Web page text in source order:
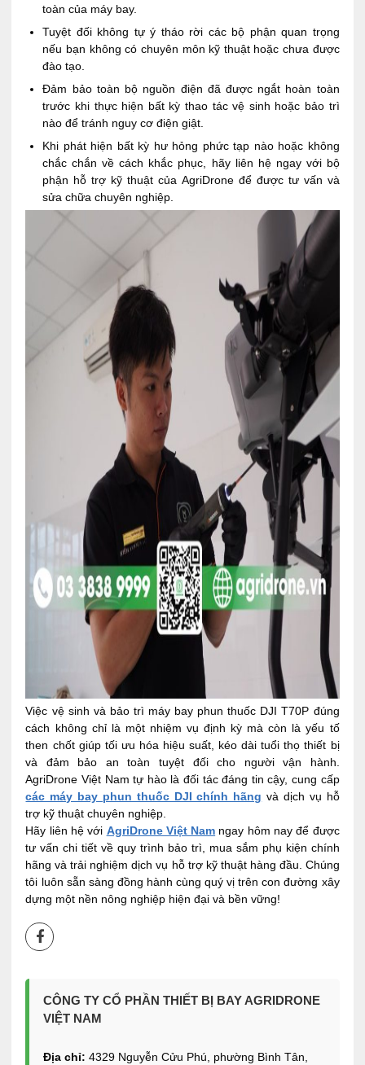
toàn của máy bay.
Tuyệt đối không tự ý tháo rời các bộ phận quan trọng
nếu bạn không có chuyên môn kỹ thuật hoặc chưa được
đào tạo.
Đảm bảo toàn bộ nguồn điện đã được ngắt hoàn toàn
trước khi thực hiện bất kỳ thao tác vệ sinh hoặc bảo trì
nào để tránh nguy cơ điện giật.
Khi phát hiện bất kỳ hư hỏng phức tạp nào hoặc không
chắc chắn về cách khắc phục, hãy liên hệ ngay với bộ
phận hỗ trợ kỹ thuật của AgriDrone để được tư vấn và
sửa chữa chuyên nghiệp.
Việc vệ sinh và bảo trì máy bay phun thuốc DJI T70P đúng
cách không chỉ là một nhiệm vụ định kỳ mà còn là yếu tố
then chốt giúp tối ưu hóa hiệu suất, kéo dài tuổi thọ thiết bị
và đảm bảo an toàn tuyệt đối cho người vận hành.
AgriDrone Việt Nam tự hào là đối tác đáng tin cậy, cung cấp
các máy bay phun thuốc DJI chính hãng và dịch vụ hỗ
trợ kỹ thuật chuyên nghiệp.
Hãy liên hệ với AgriDrone Việt Nam ngay hôm nay để được
tư vấn chi tiết về quy trình bảo trì, mua sắm phụ kiện chính
hãng và trải nghiệm dịch vụ hỗ trợ kỹ thuật hàng đầu. Chúng
tôi luôn sẵn sàng đồng hành cùng quý vị trên con đường xây
dựng một nền nông nghiệp hiện đại và bền vững!
CÔNG TY CỔ PHẦN THIẾT BỊ BAY AGRIDRONE
VIỆT NAM
Địa chỉ: 4329 Nguyễn Cửu Phú, phường Bình Tân,